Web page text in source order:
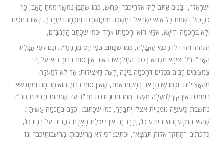
יִשְׂרָאֵל”, “בָּנִים אַתֶּם לַה’ אֱלֹהֵיכֶם”. פֵּרוּשׁ, כְּמוֹ שֶׁהַבֵּן נִמְשָׁךְ מִמֹּחַ הָאָב, כָּךְ
כִּבְיָכוֹל נִשְׁמַת כָּל אִישׁ יִשְׂרָאֵל נִמְשְׁכָה מִמַּחֲשַׁבְתּוֹ וְחָכְמָתוֹ יִתְבָּרַךְ, דְּאִיהוּ חַכִּים
וְלָא בְּחָכְמָה יְדִיעָא, אֶלָּא הוּא וְחָכְמָתוֹ אֶחָד וּכְמוֹ שֶׁכָּתַב הָרַמְבַּ”ם,
הגהה: וְהוֹדוּ לוֹ חַכְמֵי הַקַּבָּלָה, כְּמוֹ שֶׁכָּתוּב בְּפַרְדֵּס מֵהָרַמַ”ק. וְגַם לְפִי קַבָּלַת
הָאֲרִ”י זַ”ל יַצִּיבָא מִלְּתָא בְּסוֹד הִתְלַבְּשׁוּת אוֹר אֵין סוֹף בָּרוּךְ הוּא עַל יְדֵי
צִמְצוּמִים רַבִּים בְּכֵלִים דְּחָכְמָה בִּינָה וָדַעַת דַּאֲצִילוּת; אַךְ לֹא לְמַעְלָה
מֵהָאֲצִילוּת. וּכְמוֹ שֶׁנִּתְבָּאֵר בְּמָקוֹם אַחֵר, שֶׁאֵין סוֹף בָּרוּךְ הוּא מְרוֹמָם וּמִתְנַשֵּׂא
רוֹמְמוֹת אֵין קֵץ לְמַעְלָה מַעְלָה מִמַּהוּת וּבְחִינַת חַבַּ”ד עַד שֶׁמַּהוּת וּבְחִינַת חַבַּ”ד
נֶחֱשֶׁבֶת כַּעֲשִׂיָּה גּוּפְנִיִּית אֶצְלוֹ יִתְבָּרַךְ, כְּמוֹ שֶׁכָּתוּב: “כֻּלָּם בְּחָכְמָה עָשִׂיתָ”.
שֶׁהוּא הַמַּדָּע וְהוּא הַיּוֹדֵעַ כו’, וְדָבָר זֶה אֵין בִּיכֹלֶת הָאָדָם לַהֲבִינוֹ עַל בֻּרְיוֹ כו’,
כְּדִכְתִיב: “הַחֵקֶר אֱלוֹהַּ תִּמְצָא”, וּכְתִיב: “כִּי לֹא מַחְשְׁבוֹתַי מַחְשְׁבוֹתֵיכֶם” וגו’.